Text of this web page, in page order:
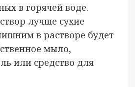
в горячей воде.
лучше сухие
в растворе будет
мыло,
или средство для